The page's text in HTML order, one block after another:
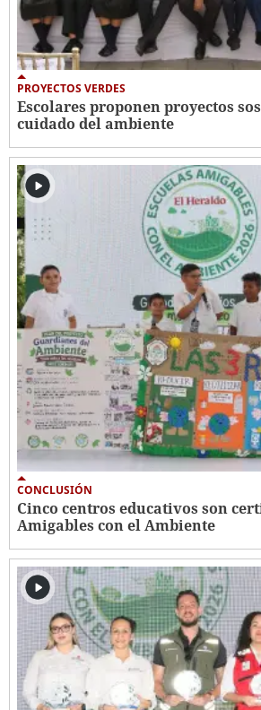
PROYECTOS VERDES
Escolares proponen proyectos
cuidado del ambiente
CONCLUSIÓN
Cinco centros educativos son
Amigables con el Ambiente